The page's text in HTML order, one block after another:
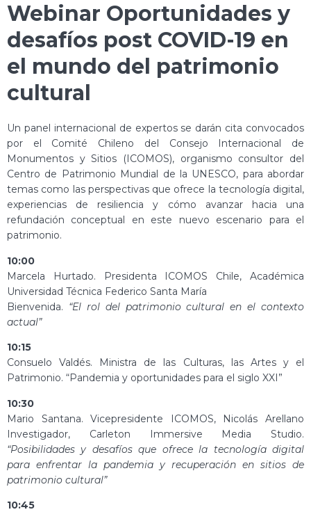
Webinar Oportunidades y
desafíos post COVID-19 en
el mundo del patrimonio
cultural
Un panel internacional de expertos se darán cita convocados
por el Comité Chileno del Consejo Internacional de
Monumentos y Sitios (ICOMOS), organismo consultor del
Centro de Patrimonio Mundial de la UNESCO, para abordar
temas como las perspectivas que ofrece la tecnología digital,
experiencias de resiliencia y cómo avanzar hacia una
refundación conceptual en este nuevo escenario para el
patrimonio.
10:00
Marcela Hurtado. Presidenta ICOMOS Chile, Académica
Universidad Técnica Federico Santa María
Bienvenida. “El rol del patrimonio cultural en el contexto
actual”
10:15
Consuelo Valdés. Ministra de las Culturas, las Artes y el
Patrimonio. “Pandemia y oportunidades para el siglo XXI”
10:30
Mario Santana. Vicepresidente ICOMOS, Nicolás Arellano
Investigador, Carleton Immersive Media Studio.
“Posibilidades y desafíos que ofrece la tecnología digital
para enfrentar la pandemia y recuperación en sitios de
patrimonio cultural”
10:45